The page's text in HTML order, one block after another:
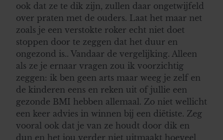
ook dat ze te dik zijn, zullen daar ongetwijfeld
over praten met de ouders. Laat het maar net
zoals je een verstokte roker echt niet doet
stoppen door te zeggen dat het duur en
ongezond is.. Vandaar de vergelijking. Alleen
als ze je ernaar vragen zou ik voorzichtig
zeggen: ik ben geen arts maar weeg je zelf en
de kinderen eens en reken uit of jullie een
gezonde BMI hebben allemaal. Zo niet wellicht
een keer advies in winnen bij een diëtiste. Zeg
vooral ook dat je van ze houdt door dik en
dun en het jou verder niet uitmaakt hoeveel